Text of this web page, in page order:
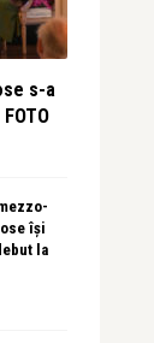
s-a
își
la